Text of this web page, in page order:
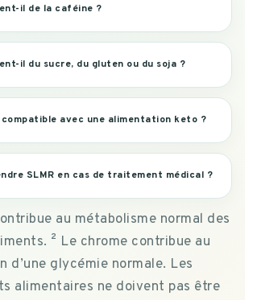
il de la caféine ?
il du sucre, du gluten ou du soja ?
compatible avec une alimentation keto ?
SLMR en cas de traitement médical ?
au métabolisme normal des
² Le chrome contribue au
d’une glycémie normale. Les
alimentaires ne doivent pas être